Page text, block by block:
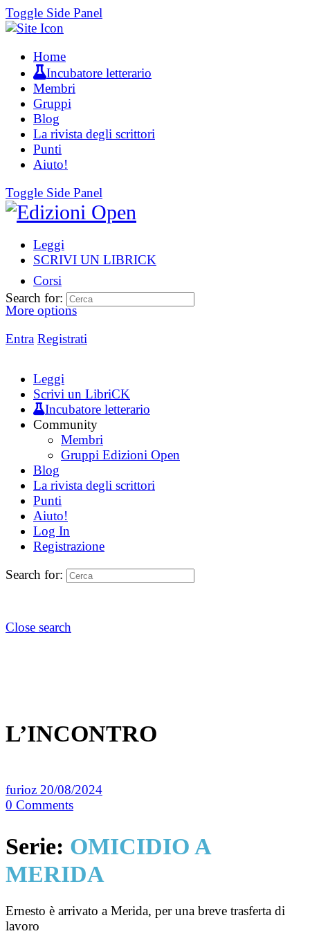
Toggle Side Panel
Home
Incubatore letterario
Membri
Gruppi
Blog
La rivista degli scrittori
Punti
Aiuto!
Toggle Side Panel
Leggi
SCRIVI UN LIBRICK
Corsi
More options
Entra Registrati
Search for:
Leggi
Scrivi un LibriCK
Incubatore letterario
Community
Membri
Gruppi Edizioni Open
Blog
La rivista degli scrittori
Punti
Aiuto!
Log In
Registrazione
Search for:
Close search
L’INCONTRO
furioz 20/08/2024
0 Comments
Serie: OMICIDIO A
MERIDA
Ernesto è arrivato a Merida, per una breve trasferta di
lavoro